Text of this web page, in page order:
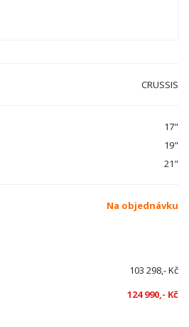
CRUSSIS
17"
19"
21"
Na objednávku
103 298,- Kč
124 990,- Kč